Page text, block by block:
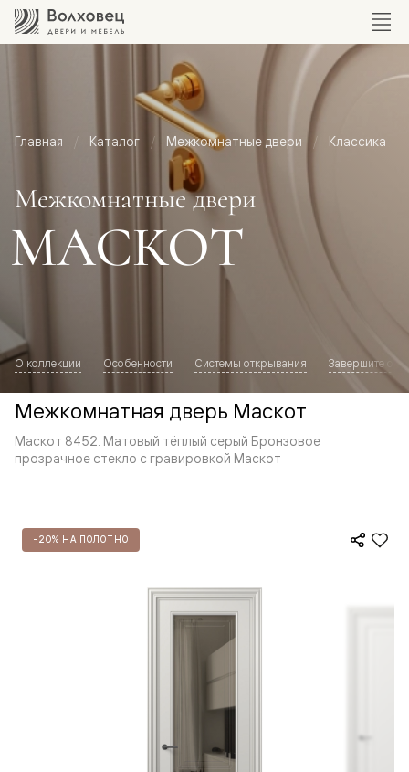
Главная Каталог Межкомнатные двери Классика
Межкомнатные двери
МАСКОТ
О коллекции Особенности Системы открывания Завершите
Межкомнатная дверь Маскот
Маскот 8452. Матовый тёплый серый Бронзовое
прозрачное стекло с гравировкой Маскот
-20% НА ПОЛОТНО